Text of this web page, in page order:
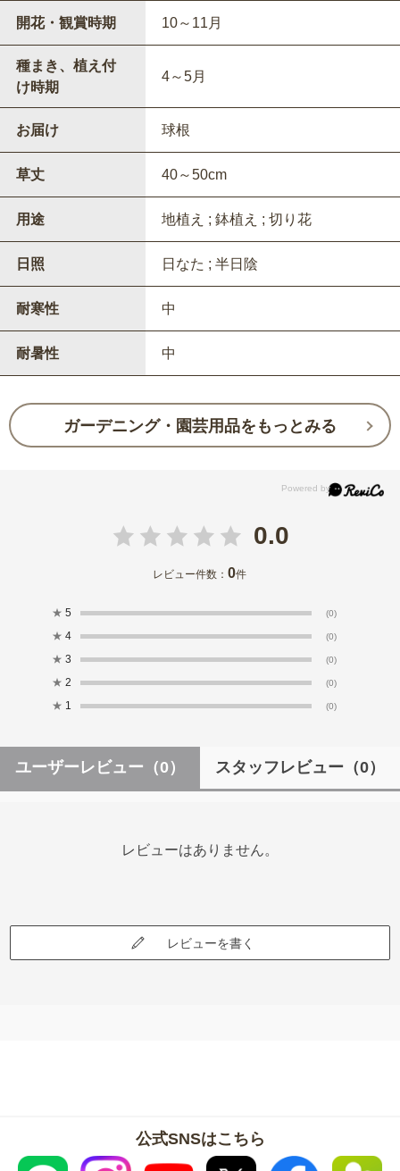
開花・観賞時期 10～11月
種まき、植え付
け時期
4～5月
お届け 球根
草丈 40～50cm
用途 地植え ; 鉢植え ; 切り花
日照 日なた ; 半日陰
耐寒性 中
耐暑性 中
ガーデニング・園芸用品をもっとみる
0.0
レビュー件数：0件
★ 5 (0)
★ 4 (0)
★ 3 (0)
★ 2 (0)
★ 1 (0)
ユーザーレビュー （0） スタッフレビュー （0）
レビューはありません。
レビューを書く
公式SNSはこちら